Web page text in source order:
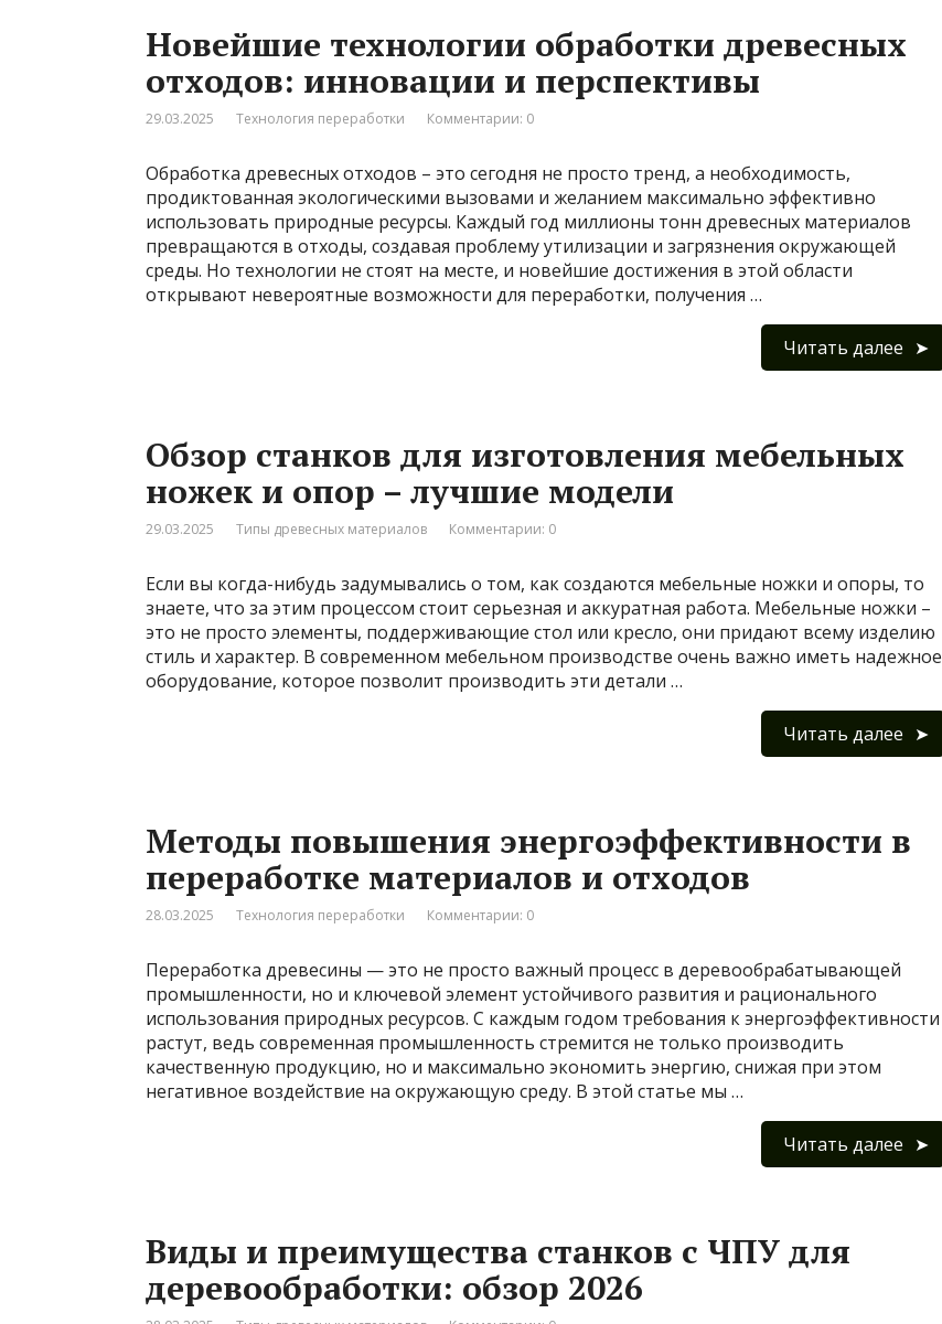
Новейшие технологии обработки древесных
отходов: инновации и перспективы
29.03.2025 Технология переработки Комментарии: 0
Обработка древесных отходов – это сегодня не просто тренд, а необходимость,
продиктованная экологическими вызовами и желанием максимально эффективно
использовать природные ресурсы. Каждый год миллионы тонн древесных материалов
превращаются в отходы, создавая проблему утилизации и загрязнения окружающей
среды. Но технологии не стоят на месте, и новейшие достижения в этой области
открывают невероятные возможности для переработки, получения …
Читать далее
Обзор станков для изготовления мебельных
ножек и опор – лучшие модели
29.03.2025 Типы древесных материалов Комментарии: 0
Если вы когда-нибудь задумывались о том, как создаются мебельные ножки и опоры, то
знаете, что за этим процессом стоит серьезная и аккуратная работа. Мебельные ножки –
это не просто элементы, поддерживающие стол или кресло, они придают всему изделию
стиль и характер. В современном мебельном производстве очень важно иметь надежное
оборудование, которое позволит производить эти детали …
Читать далее
Методы повышения энергоэффективности в
переработке материалов и отходов
28.03.2025 Технология переработки Комментарии: 0
Переработка древесины — это не просто важный процесс в деревообрабатывающей
промышленности, но и ключевой элемент устойчивого развития и рационального
использования природных ресурсов. С каждым годом требования к энергоэффективности
растут, ведь современная промышленность стремится не только производить
качественную продукцию, но и максимально экономить энергию, снижая при этом
негативное воздействие на окружающую среду. В этой статье мы …
Читать далее
Виды и преимущества станков с ЧПУ для
деревообработки: обзор 2026